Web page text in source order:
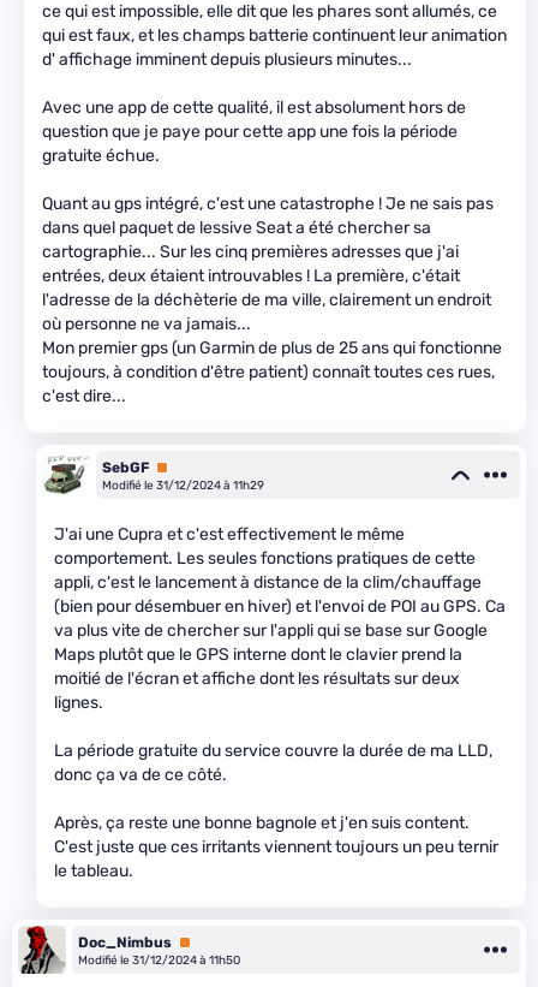
ce qui est impossible, elle dit que les phares sont allumés, ce
qui est faux, et les champs batterie continuent leur animation
d' affichage imminent depuis plusieurs minutes...
Avec une app de cette qualité, il est absolument hors de
question que je paye pour cette app une fois la période
gratuite échue.
Quant au gps intégré, c'est une catastrophe ! Je ne sais pas
dans quel paquet de lessive Seat a été chercher sa
cartographie... Sur les cinq premières adresses que j'ai
entrées, deux étaient introuvables ! La première, c'était
l'adresse de la déchèterie de ma ville, clairement un endroit
où personne ne va jamais...
Mon premier gps (un Garmin de plus de 25 ans qui fonctionne
toujours, à condition d'être patient) connaît toutes ces rues,
c'est dire...
SebGF Premium
Modifié le 31/12/2024 à 11h29
J'ai une Cupra et c'est effectivement le même
comportement. Les seules fonctions pratiques de cette
appli, c'est le lancement à distance de la clim/chauffage
(bien pour désembuer en hiver) et l'envoi de POI au GPS. Ca
va plus vite de chercher sur l'appli qui se base sur Google
Maps plutôt que le GPS interne dont le clavier prend la
moitié de l'écran et affiche dont les résultats sur deux
lignes.
La période gratuite du service couvre la durée de ma LLD,
donc ça va de ce côté.
Après, ça reste une bonne bagnole et j'en suis content.
C'est juste que ces irritants viennent toujours un peu ternir
le tableau.
Doc_Nimbus Premium
Modifié le 31/12/2024 à 11h50